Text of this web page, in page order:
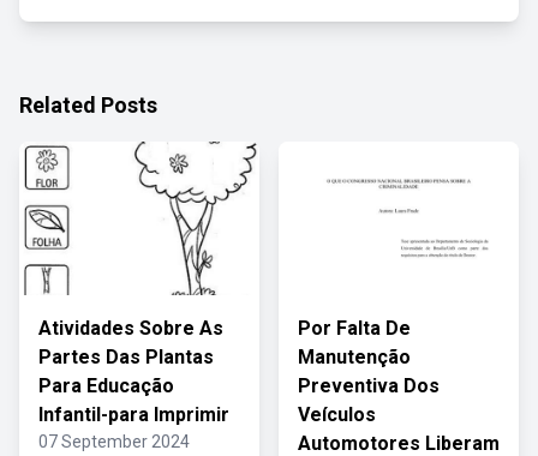
Related Posts
Atividades Sobre As
Partes Das Plantas
Para Educação
Infantil-para Imprimir
07 September 2024
Por Falta De
Manutenção
Preventiva Dos
Veículos
Automotores Liberam